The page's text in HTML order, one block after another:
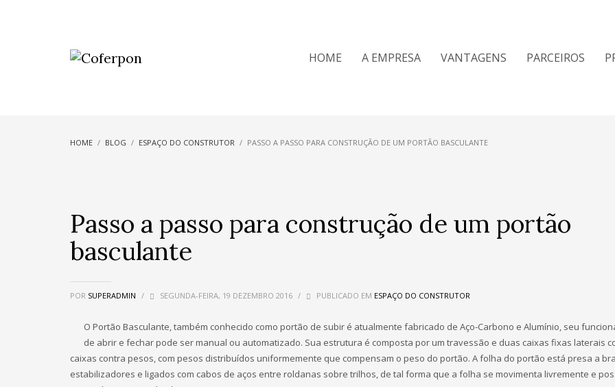
HOME A EMPRESA VANTAGENS PARCEIROS
HOME BLOG ESPAÇO DO CONSTRUTOR PASSO A PASSO PARA CONSTRUÇÃO DE UM PORTÃO BASCULANTE
Passo a passo para construção de um portão
basculante
POR SUPERADMIN / SEGUNDA-FEIRA, 19 DEZEMBRO 2016 / PUBLICADO EM ESPAÇO DO CONSTRUTOR
O Portão Basculante, também conhecido como portão de subir é atualmente fabricado de Aço-Carbono e Alumínio, seu
de abrir e fechar pode ser manual ou automatizado. Sua estrutura é composta por um travessão e duas caixas fixas laterais
caixas contra pesos, com pesos distribuídos uniformemente que compensam o peso do portão. A folha do portão está presa a
estabilizadores e ligados com cabos de aços entre roldanas sobre trilhos, de tal forma que a folha se movimenta livremente e